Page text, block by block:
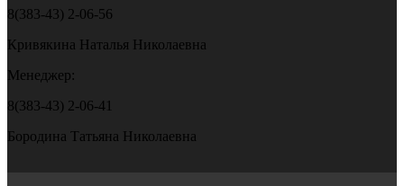
8(383-43) 2-06-56
Кривякина Наталья Николаевна
Менеджер:
8(383-43) 2-06-41
Бородина Татьяна Николаевна